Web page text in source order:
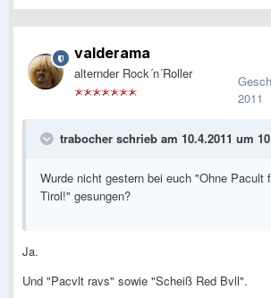
valderama
alternder Rock´n´Roller
2011
trabocher schrieb am 10.4.2011 um
Wurde nicht gestern bei euch "Ohne Pacult
Tirol!" gesungen?
Ja.
Und "Pacvlt ravs" sowie "Scheiß Red Bvll".